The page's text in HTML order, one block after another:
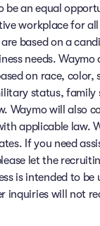
be an equal
workplace for all
based on a
needs.
on race, color,
status, family
Waymo will also
applicable law.
If you need
let the
is intended to be
will not